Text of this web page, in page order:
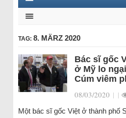
TAG: 8. MÄRZ 2020
Bác sĩ gốc
ở Mỹ lo
Cúm viêm
08/03/2020 | |
Một bác sĩ gốc Việt ở thành phố